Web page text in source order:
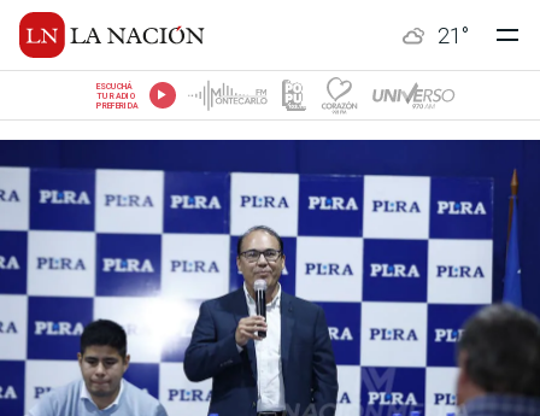
21 °
ESCUCHÁ
TU RADIO
PREFERIDA